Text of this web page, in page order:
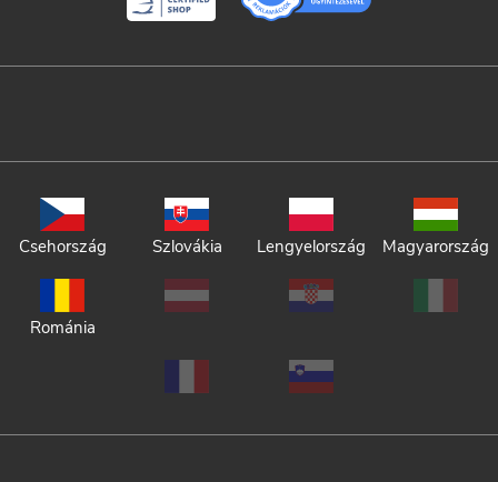
Csehország Szlovákia Lengyelország Magyarország
Románia